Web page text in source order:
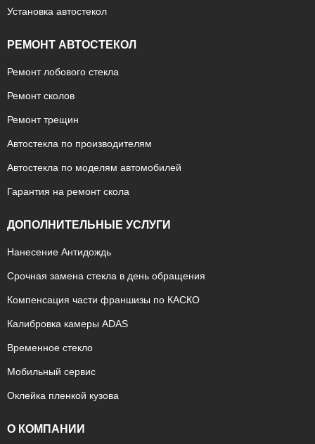
Установка автостекол
РЕМОНТ АВТОСТЕКОЛ
Ремонт лобового стекла
Ремонт сколов
Ремонт трещин
Автостекла по производителям
Автостекла по моделям автомобилей
Гарантия на ремонт скола
ДОПОЛНИТЕЛЬНЫЕ УСЛУГИ
Нанесение Антидождь
Срочная замена стекла в день обращения
Компенсация части франшизы по КАСКО
Калибровка камеры ADAS
Временное стекло
Мобильный сервис
Оклейка пленкой кузова
О КОМПАНИИ